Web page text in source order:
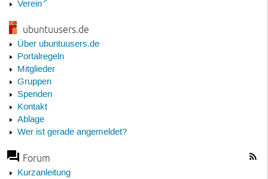
Verein
ubuntuusers.de
Über ubuntuusers.de
Portalregeln
Mitglieder
Gruppen
Spenden
Kontakt
Ablage
Wer ist gerade angemeldet?
Forum
Kurzanleitung